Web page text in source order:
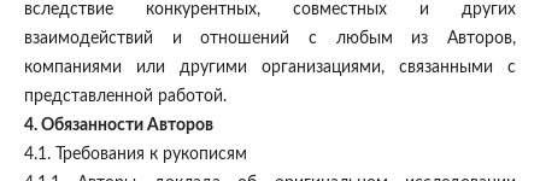
вследствие конкурентных, совместных и других
взаимодействий и отношений с любым из Авторов,
компаниями или другими организациями, связанными с
представленной работой.
4. Обязанности Авторов
4.1. Требования к рукописям